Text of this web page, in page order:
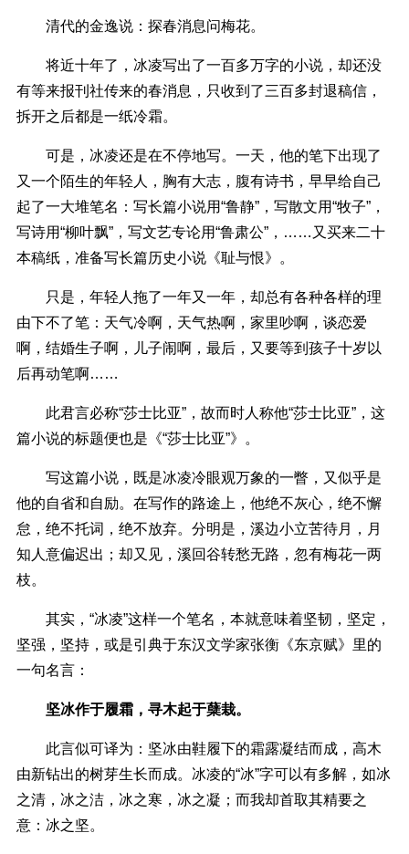
清代的金逸说：探春消息问梅花。
将近十年了，冰凌写出了一百多万字的小说，却还没
有等来报刊社传来的春消息，只收到了三百多封退稿信，
拆开之后都是一纸冷霜。
可是，冰凌还是在不停地写。一天，他的笔下出现了
又一个陌生的年轻人，胸有大志，腹有诗书，早早给自己
起了一大堆笔名：写长篇小说用“鲁静”，写散文用“牧子”，
写诗用“柳叶飘”，写文艺专论用“鲁肃公”，……又买来二十
本稿纸，准备写长篇历史小说《耻与恨》。
只是，年轻人拖了一年又一年，却总有各种各样的理
由下不了笔：天气冷啊，天气热啊，家里吵啊，谈恋爱
啊，结婚生子啊，儿子闹啊，最后，又要等到孩子十岁以
后再动笔啊……
此君言必称“莎士比亚”，故而时人称他“莎士比亚”，这
篇小说的标题便也是《“莎士比亚”》。
写这篇小说，既是冰凌冷眼观万象的一瞥，又似乎是
他的自省和自励。在写作的路途上，他绝不灰心，绝不懈
怠，绝不托词，绝不放弃。分明是，溪边小立苦待月，月
知人意偏迟出；却又见，溪回谷转愁无路，忽有梅花一两
枝。
其实，“冰凌”这样一个笔名，本就意味着坚韧，坚定，
坚强，坚持，或是引典于东汉文学家张衡《东京赋》里的
一句名言：
坚冰作于履霜，寻木起于蘖栽。
此言似可译为：坚冰由鞋履下的霜露凝结而成，高木
由新钻出的树芽生长而成。冰凌的“冰”字可以有多解，如冰
之清，冰之洁，冰之寒，冰之凝；而我却首取其精要之
意：冰之坚。